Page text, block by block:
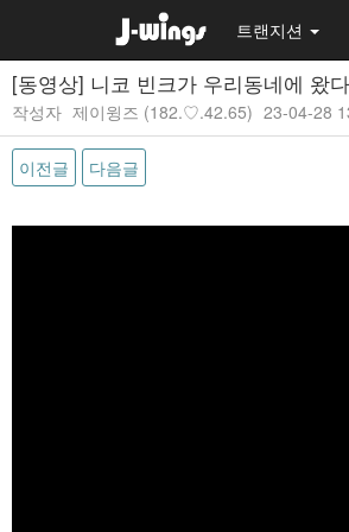
트랜지션
[동영상] 니코 빈크가 우리동네에 왔다
작성자 제이윙즈 (182.♡.42.65) 23-04-28
이전글 다음글
본문